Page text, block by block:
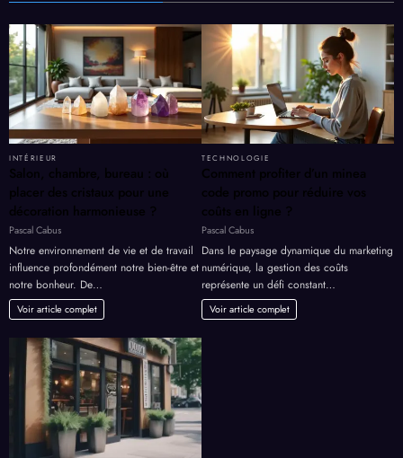
INTÉRIEUR
Salon, chambre, bureau : où
placer des cristaux pour une
décoration harmonieuse ?
Pascal Cabus
Notre environnement de vie et de travail
influence profondément notre bien-être et
notre bonheur. De…
Voir article complet
TECHNOLOGIE
Comment profiter d’un minea
code promo pour réduire vos
coûts en ligne ?
Pascal Cabus
Dans le paysage dynamique du marketing
numérique, la gestion des coûts
représente un défi constant…
Voir article complet